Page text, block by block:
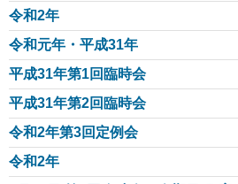
令和2年
令和元年・平成31年
平成31年第1回臨時会
平成31年第2回臨時会
令和2年第3回定例会
令和2年